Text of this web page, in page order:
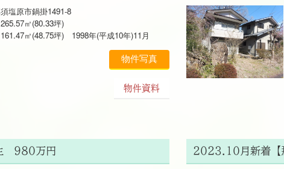
須塩原市鍋掛1491-8
㎡(80.33坪)
㎡(48.75坪) 1998年(平成10年)11月
物件写真
物件資料
980万円 2023.10月新着